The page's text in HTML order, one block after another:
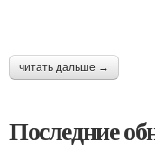
читать дальше →
Последние